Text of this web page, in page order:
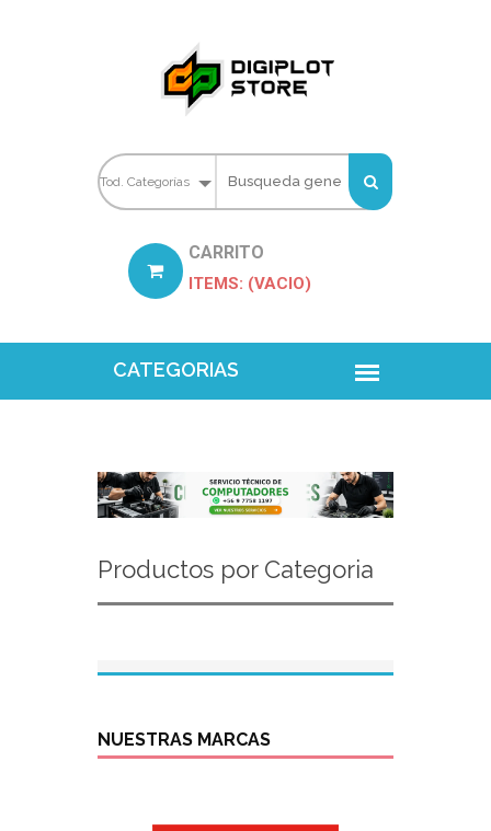
CARRITO
ITEMS: (VACIO)
Productos por Categoria
NUESTRAS MARCAS